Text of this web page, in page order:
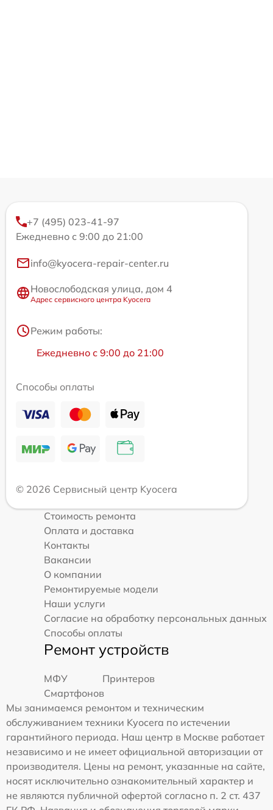
+7 (495) 023-41-97
Ежедневно с 9:00 до 21:00
info@kyocera-repair-center.ru
Новослободская улица, дом 4
Адрес сервисного центра Kyocera
Режим работы:
Ежедневно с 9:00 до 21:00
Способы оплаты
© 2026 Сервисный центр Kyocera
Стоимость ремонта
Оплата и доставка
Контакты
Вакансии
О компании
Ремонтируемые модели
Наши услуги
Согласие на обработку персональных данных
Способы оплаты
Ремонт устройств
МФУ
Принтеров
Смартфонов
Мы занимаемся ремонтом и техническим
обслуживанием техники Kyocera по истечении
гарантийного периода. Наш центр в Москве работает
независимо и не имеет официальной авторизации от
производителя. Цены на ремонт, указанные на сайте,
носят исключительно ознакомительный характер и
не являются публичной офертой согласно п. 2 ст. 437